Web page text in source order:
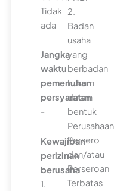
Tidak
ada
Jangka
waktu
pemenuhan
persyaratan
-
Kewajiban
perizinan
berusaha
1.
2.
Badan
usaha
yang
berbadan
hukum
dalam
bentuk
Perusahaan
Persero
dan/atau
Perseroan
Terbatas